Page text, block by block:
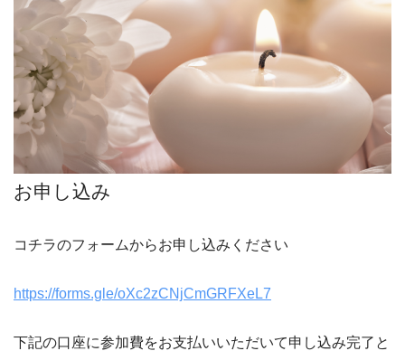
お申し込み
コチラのフォームからお申し込みください
https://forms.gle/oXc2zCNjCmGRFXeL7
下記の口座に参加費をお支払いいただいて申し込み完了と